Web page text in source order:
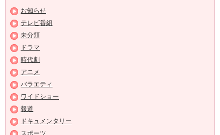
お知らせ
テレビ番組
未分類
ドラマ
時代劇
アニメ
バラエティ
ワイドショー
報道
ドキュメンタリー
スポーツ